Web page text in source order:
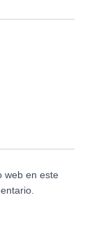
web en este